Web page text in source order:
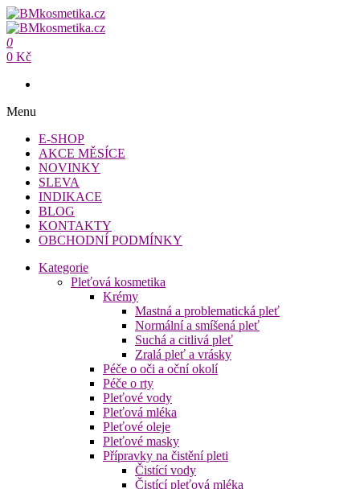
Přeskočit
na
obsah
BMkosmetika.cz
BMkosmetika.cz
0
0 Kč
Menu
E-SHOP
AKCE MĚSÍCE
NOVINKY
SLEVA
INDIKACE
BLOG
KONTAKTY
OBCHODNÍ PODMÍNKY
Kategorie
Pleťová kosmetika
Krémy
Mastná a problematická pleť
Normální a smíšená pleť
Suchá a citlivá pleť
Zralá pleť a vrásky
Péče o oči a oční okolí
Péče o rty
Pleťové vody
Pleťová mléka
Pleťové oleje
Pleťové masky
Přípravky na čistění pleti
Čistící vody
Čistící pleťová mléka